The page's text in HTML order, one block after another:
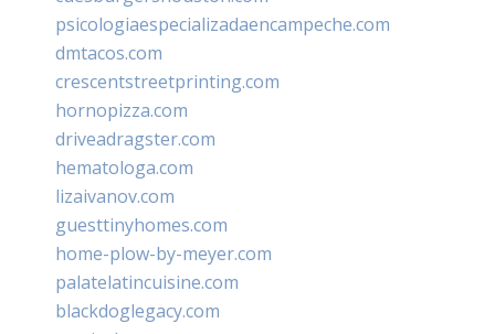
psicologiaespecializadaencampeche.com
dmtacos.com
crescentstreetprinting.com
hornopizza.com
driveadragster.com
hematologa.com
lizaivanov.com
guesttinyhomes.com
home-plow-by-meyer.com
palatelatincuisine.com
blackdoglegacy.com